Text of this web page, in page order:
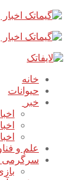
پرش
محتوا
فهرست
بستن
خانه
حیوانات
خبر
علم و
سرگرمی